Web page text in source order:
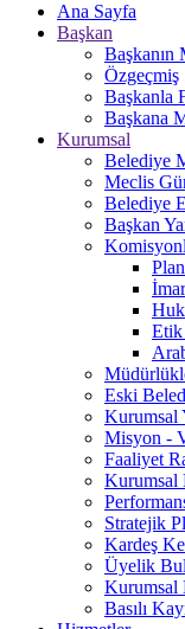
Ana Sayfa
Başkan
Başkanın
Özgeçmiş
Başkanla
Başkana
Kurumsal
Belediye
Meclis
Belediye
Başkan
Etik
Eski
Kurumsal
Misyon -
Faaliyet
Kurumsal
Stratejik
Kardeş
Üyelik
Kurumsal
Basılı